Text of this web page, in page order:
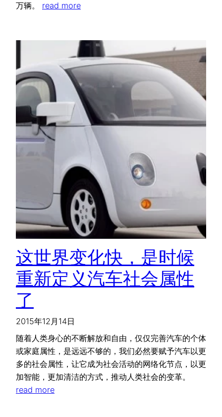
万辆。 read more
这世界变化快，是时候
重新定义汽车社会属性
了
2015年12月14日
随着人类身心的不断解放和自由，仅仅完善汽车的个体
或家庭属性，是远远不够的，我们必然要赋予汽车以更
多的社会属性，让它成为社会活动的网络化节点，以更
加智能，更加清洁的方式，推动人类社会的变革。
read more